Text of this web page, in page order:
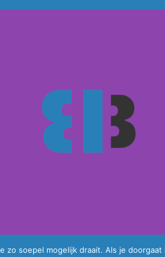
soepel mogelijk draait. Als je